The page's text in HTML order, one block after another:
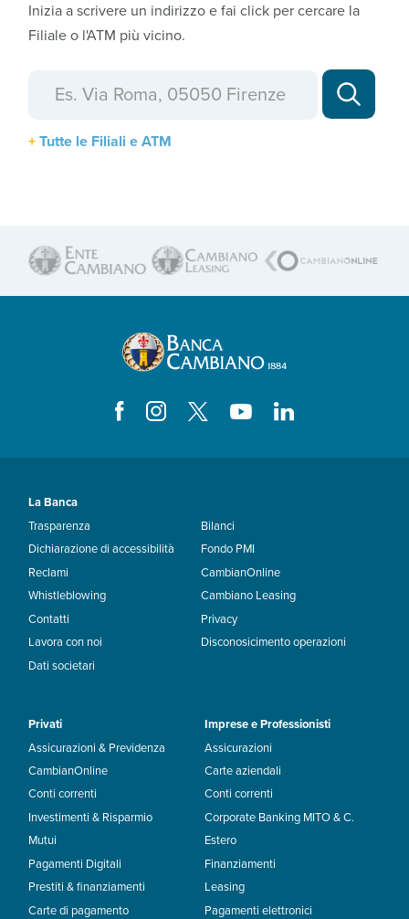
Inizia a scrivere un indirizzo e fai click per cercare la
Filiale o l'ATM più vicino.
Tutte le Filiali e ATM
La Banca
Trasparenza
Dichiarazione di accessibilità
Reclami
Whistleblowing
Contatti
Lavora con noi
Dati societari
Bilanci
Fondo PMI
CambianOnline
Cambiano Leasing
Privacy
Disconosicimento operazioni
Privati
Assicurazioni & Previdenza
CambianOnline
Conti correnti
Investimenti & Risparmio
Mutui
Pagamenti Digitali
Prestiti & finanziamenti
Carte di pagamento
Imprese e Professionisti
Assicurazioni
Carte aziendali
Conti correnti
Corporate Banking MITO & C.
Estero
Finanziamenti
Leasing
Pagamenti elettronici